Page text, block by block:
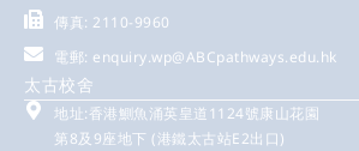
傳真: 2110-9960
電郵: enquiry.wp@ABCpathways.edu.hk
太古校舍
地址:香港鰂魚涌英皇道1124號康山花園
第8及9座地下 (港鐵太古站E2出口)